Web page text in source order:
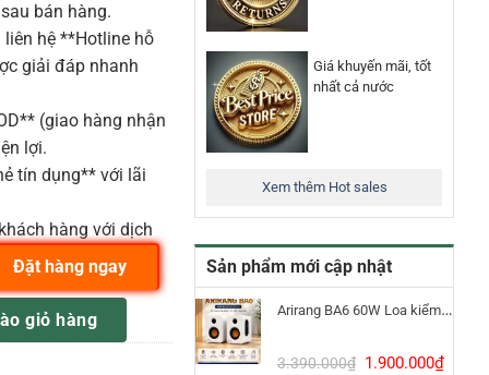
Giá khuyến mãi, tốt
nhất cả nước
Xem thêm Hot sales
Sản phẩm mới cập nhật
Arirang BA6 60W Loa kiểm âm Bluetooth 5.3
3.390.000₫ Giá
1.900.000₫Giá
bán hàng.
hệ **Hotline hỗ
giải đáp nhanh
(giao hàng nhận
lợi.
tín dụng** với lãi
hàng với dịch
Behringer số lượng
giỏ hàng
Đặt hàng ngay